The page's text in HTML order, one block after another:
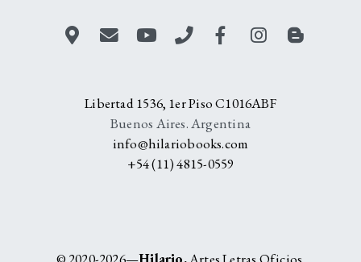
Libertad 1536, 1er Piso C1016ABF
Buenos Aires. Argentina
info@hilariobooks.com
+54 (11) 4815-0559